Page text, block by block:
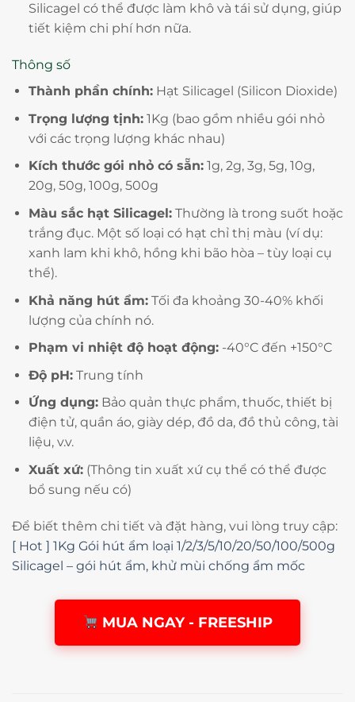
Silicagel có thể được làm khô và tái sử dụng, giúp
tiết kiệm chi phí hơn nữa.
Thông số
Thành phần chính:Hạt Silicagel (Silicon Dioxide)
Trọng lượng tịnh:1Kg (bao gồm nhiều gói nhỏ
với các trọng lượng khác nhau)
Kích thước gói nhỏ có sẵn:1g, 2g, 3g, 5g, 10g,
20g, 50g, 100g, 500g
Màu sắc hạt Silicagel:Thường là trong suốt hoặc
trắng đục. Một số loại có hạt chỉ thị màu (ví dụ:
xanh lam khi khô, hồng khi bão hòa – tùy loại cụ
thể).
Khả năng hút ẩm:Tối đa khoảng 30-40% khối
lượng của chính nó.
Phạm vi nhiệt độ hoạt động:-40°C đến +150°C
Độ pH:Trung tính
Ứng dụng:Bảo quản thực phẩm, thuốc, thiết bị
điện tử, quần áo, giày dép, đồ da, đồ thủ công, tài
liệu, v.v.
Xuất xứ:(Thông tin xuất xứ cụ thể có thể được
bổ sung nếu có)
Để biết thêm chi tiết và đặt hàng, vui lòng truy cập:
[ Hot ] 1Kg Gói hút ẩm loại 1/2/3/5/10/20/50/100/500g
Silicagel – gói hút ẩm, khử mùi chống ẩm mốc
MUA NGAY - FREESHIP